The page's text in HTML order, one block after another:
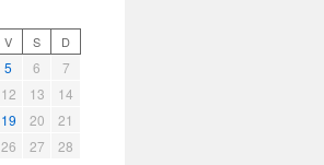
V S D
5 6
7
12 13
14
19 20
21
26 27
28